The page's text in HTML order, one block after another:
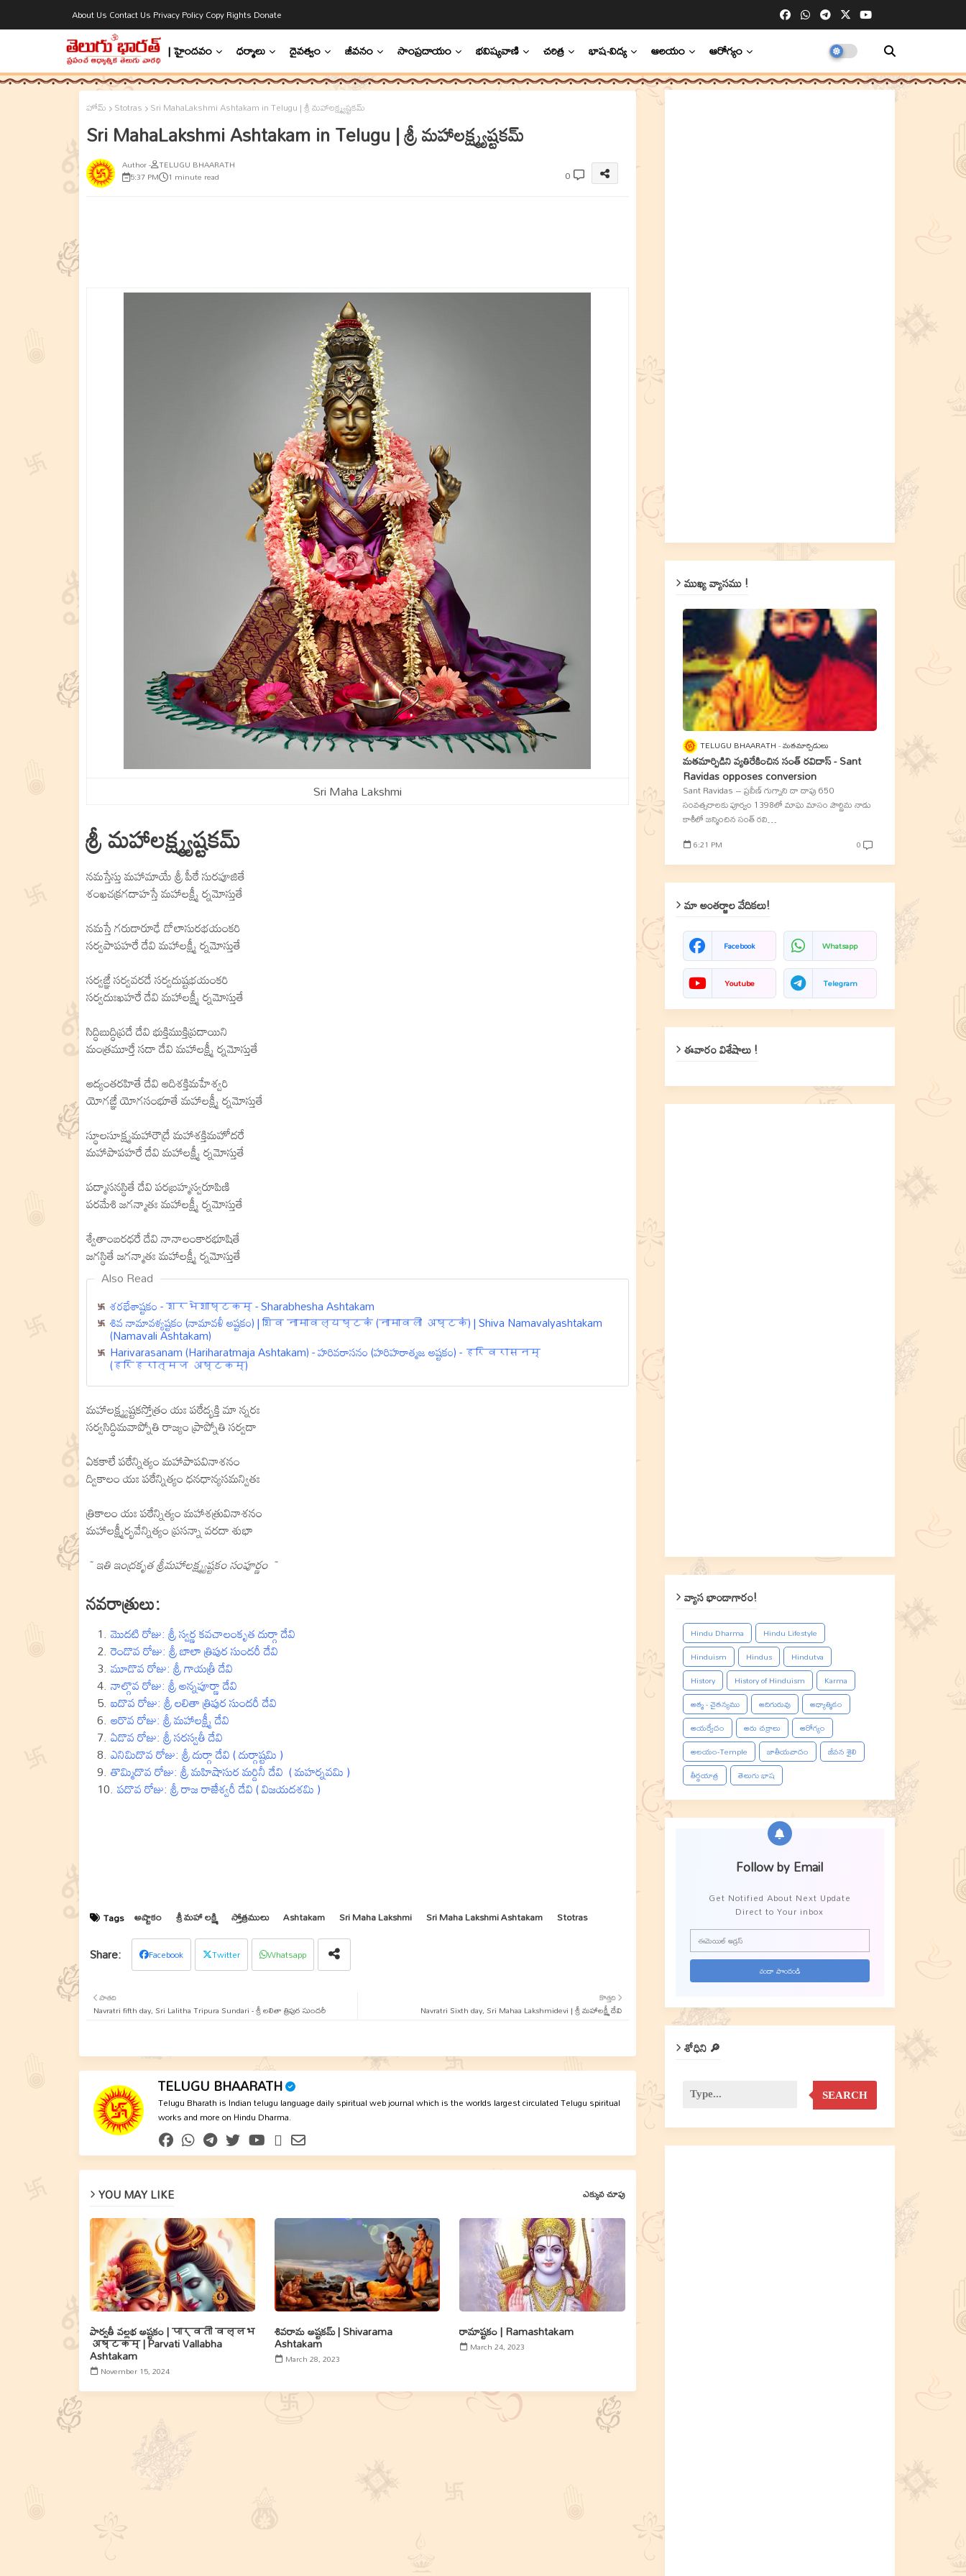
About Us Contact Us Privacy PolicyCopy Rights Donate
| హైందవం ధర్మాలు దైవత్వం జీవనం సాంప్రదాయం భవిష్యవాణి చరిత్ర భాష-విద్య ఆలయం ఆరోగ్యం
హోమ్ Stotras Sri MahaLakshmi Ashtakam in Telugu | శ్రీ మహాలక్ష్మ్యష్టకమ్
Sri MahaLakshmi Ashtakam in Telugu | శ్రీ మహాలక్ష్మ్యష్టకమ్
TELUGU BHAARATH
5:37 PM 1 minute read 0
Sri Maha Lakshmi
శ్రీ మహాలక్ష్మ్యష్టకమ్
నమస్తేస్తు మహామాయే శ్రీ పీఠే సురపూజితే
శంఖచక్రగదాహస్తే మహాలక్ష్మీ ర్నమోస్తుతే
నమస్తే గరుడారూఢే డోలాసురభయంకరి
సర్వపాపహరే దేవి మహాలక్ష్మీ ర్నమోస్తుతే
సర్వఙ్ఞే సర్వవరదే సర్వదుష్టభయంకరి
సర్వదుఃఖహరే దేవి మహాలక్ష్మీ ర్నమోస్తుతే
సిద్ధిబుద్ధిప్రదే దేవి భుక్తిముక్తిప్రదాయిని
మంత్రమూర్తే సదా దేవి మహాలక్ష్మీ ర్నమోస్తుతే
ఆద్యంతరహితే దేవి ఆదిశక్తిమహేశ్వరి
యోగఙ్ఞే యోగసంభూతే మహాలక్ష్మీ ర్నమోస్తుతే
స్థూలసూక్ష్మమహారౌద్రే మహాశక్తిమహోదరే
మహాపాపహరే దేవి మహాలక్ష్మీ ర్నమోస్తుతే
పద్మాసనస్థితే దేవి పరబ్రహ్మస్వరూపిణి
పరమేశి జగన్మాతః మహాలక్ష్మీ ర్నమోస్తుతే
శ్వేతాంబరధరే దేవి నానాలంకారభూషితే
జగస్థితే జగన్మాతః మహాలక్ష్మీ ర్నమోస్తుతే
Also Read
శరభేశాష్టకం - शरभेशाष्टकम् - Sharabhesha Ashtakam
శివ నామావళ్యష్టకం (నామావళీ అష్టకం) | शिव नामावल्यष्टकं (नामावली अष्टकं) | Shiva Namavalyashtakam
(Namavali Ashtakam)
Harivarasanam (Hariharatmaja Ashtakam) - హరివరాసనం (హరిహరాత్మజ అష్టకం) - हरिवरासनम्
(हरिहरात्मज अष्टकम्)
మహాలక్ష్మ్యష్టకస్తోత్రం యః పఠేద్భక్తి మా న్నరః
సర్వసిద్ధిమవాప్నోతి రాజ్యం ప్రాప్నోతి సర్వదా
ఏకకాలే పఠేన్నిత్యం మహాపాపవినాశనం
ద్వికాలం యః పఠేన్నిత్యం ధనధాన్యసమన్వితః
త్రికాలం యః పఠేన్నిత్యం మహాశత్రువినాశనం
మహాలక్ష్మీర్భవేన్నిత్యం ప్రసన్నా వరదా శుభా
~ ఇతి ఇంద్రకృత శ్రీమహాలక్ష్మ్యష్టకం సంపూర్ణం ~
నవరాత్రులు:
మొదటి రోజు: శ్రీ స్వర్ణ కవచాలంకృత దుర్గా దేవి
రెండొవ రోజు: శ్రీ బాలా త్రిపుర సుందరీ దేవి
మూడొవ రోజు: శ్రీ గాయత్రీ దేవి
నాల్గొవ రోజు: శ్రీ అన్నపూర్ణా దేవి
ఐదొవ రోజు: శ్రీ లలితా త్రిపుర సుందరీ దేవి
ఆరొవ రోజు: శ్రీ మహాలక్ష్మీ దేవి
ఏడొవ రోజు: శ్రీ సరస్వతీ దేవి
ఎనిమిదొవ రోజు: శ్రీ దుర్గా దేవి ( దుర్గాష్టమి )
తొమ్మిదొవ రోజు: శ్రీ మహిషాసుర మర్దినీ దేవి ( మహర్నవమి )
పదొవ రోజు: శ్రీ రాజ రాజేశ్వరీ దేవి ( విజయదశమి )
Tags అష్టాకం శ్రీ మహా లక్ష్మి స్తోత్రములు Ashtakam Sri Maha Lakshmi Sri Maha Lakshmi Ashtakam Stotras
Facebook Twitter Whatsapp
కొత్తది
Navratri Sixth day, Sri Mahaa Lakshmidevi | శ్రీ మహాలక్ష్మీ దేవి
పాతది
Navratri fifth day, Sri Lalitha Tripura Sundari - శ్రీ లలితా త్రిపుర సుందరీ
TELUGU BHAARATH
Telugu Bharath is Indian telugu language daily spiritual web journal which is the worlds largest circulated Telugu spiritual
works and more on Hindu Dharma.
YOU MAY LIKE ఎక్కువ చూపు
పార్వతీ వల్లభ అష్టకం | पार्वती वल्लभ
अष्टकम् | Parvati Vallabha
Ashtakam
November 15, 2024
శివరామ అష్టకమ్ | Shivarama
Ashtakam
March 28, 2023
రామాష్టకం | Ramashtakam
March 24, 2023
ముఖ్య వ్యాసము !
TELUGU BHAARATH మతమార్పిడులు
మతమార్పిడిని వ్యతిరేకించిన సంత్‌ రవిదాస్‌ - Sant
Ravidas opposes conversion
Sant Ravidas – ప్రవీణ్‌ గుగ్నాని దా దాపు 650
సంవత్సరాలకు పూర్వం 1398లో మాఘ మాసం పౌర్ణిమ నాడు
కాశీలో జన్మించిన సంత్‌ రవి…
6:21 PM 0
మా అంతర్జాల వేదికలు!
Facebook Whatsapp
Youtube Telegram
ఈవారం విశేషాలు !
వ్యాస భాండాగారం!
Hindu Dharma
Hindu Lifestyle
Hinduism
Hindus
Hindutva
History
History of Hinduism
Karma
ఆత్మ - చైతన్యము
ఆదిగురువు
ఆధ్యాత్మికం
ఆయర్వేదం
ఆరు చక్రాలు
ఆరోగ్యం
ఆలయం-Temple
జాతీయవాదం
జీవన శైలి
తీర్థయాత్ర
తెలుగు భాష
Follow by Email
Get Notified About Next Update
Direct to Your inbox
శోధిని 🔎
SEARCH